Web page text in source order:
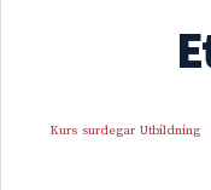
Kurs surdegar Utbildning